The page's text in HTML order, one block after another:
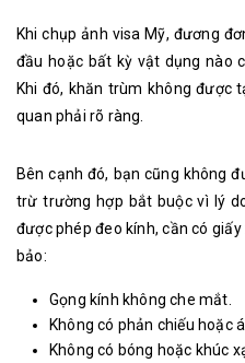
Khi chụp ảnh visa Mỹ, đương
đầu hoặc bất kỳ vật dụng nào
Khi đó, khăn trùm không được
quan phải rõ ràng.
Bên cạnh đó, bạn cũng không
trừ trường hợp bắt buộc vì lý
được phép đeo kính, cần có
bảo:
Gọng kính không che mắt.
Không có phản chiếu hoặc
Không có bóng hoặc khúc